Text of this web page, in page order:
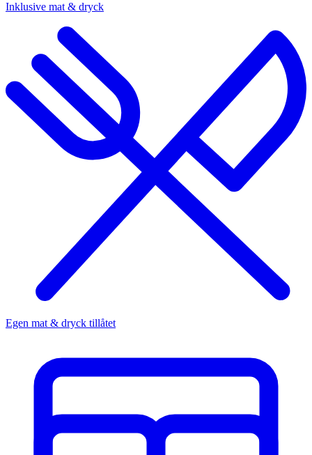
Inklusive mat & dryck
Egen mat & dryck tillåtet